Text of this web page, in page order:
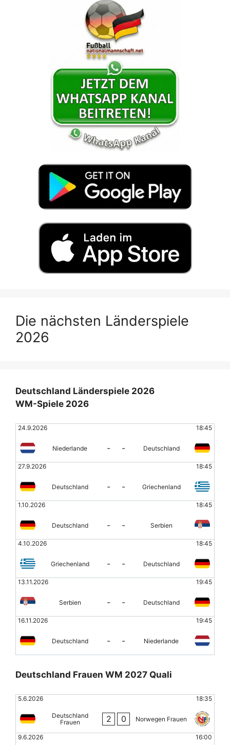
Die nächsten Länderspiele
2026
Deutschland Länderspiele 2026
WM-Spiele 2026
24.9.2026 18:45
Niederlande - - Deutschland
27.9.2026 18:45
Deutschland - - Griechenland
1.10.2026 18:45
Deutschland - - Serbien
4.10.2026 18:45
Griechenland - - Deutschland
13.11.2026 19:45
Serbien - - Deutschland
16.11.2026 19:45
Deutschland - - Niederlande
Deutschland Frauen WM 2027 Quali
5.6.2026 18:35
Deutschland
Frauen
2 0 Norwegen Frauen
9.6.2026 16:00